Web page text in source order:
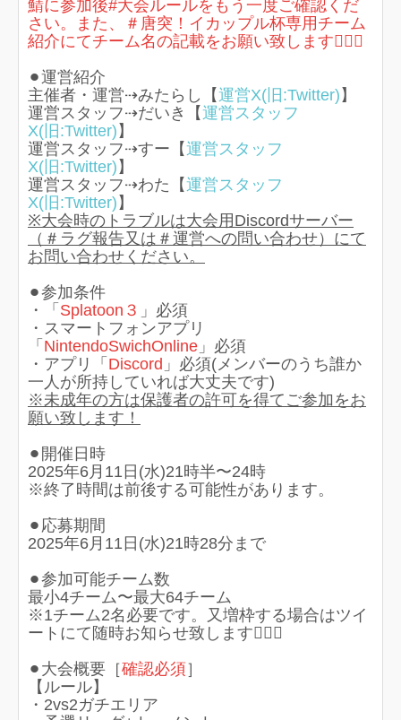
鯖に参加後#大会ルールをもう一度ご確認くだ
さい。また、＃唐突！イカップル杯専用チーム
紹介にてチーム名の記載をお願い致します🙇🏻‍♀️
⚫︎運営紹介
主催者・運営⇢みたらし【運営X(旧:Twitter) 】
運営スタッフ⇢だいき【運営スタッフ
X(旧:Twitter) 】
運営スタッフ⇢すー【運営スタッフ
X(旧:Twitter) 】
運営スタッフ⇢わた【運営スタッフ
X(旧:Twitter) 】
※大会時のトラブルは大会用Discordサーバー
（＃ラグ報告又は＃運営への問い合わせ）にて
お問い合わせください。
⚫︎参加条件
・「 Splatoon３ 」必須
・スマートフォンアプリ
「 NintendoSwichOnline 」必須
・アプリ「 Discord 」必須(メンバーのうち誰か
一人が所持していれば大丈夫です)
※未成年の方は保護者の許可を得てご参加をお
願い致します！
⚫︎開催日時
2025年6月11日(水)21時半〜24時
※終了時間は前後する可能性があります。
⚫︎応募期間
2025年6月11日(水)21時28分まで
⚫︎参加可能チーム数
最小4チーム〜最大64チーム
※1チーム2名必要です。又増枠する場合はツイ
ートにて随時お知らせ致します🙇🏻‍♀️
⚫︎大会概要［確認必須］
【ルール】
・2vs2ガチエリア